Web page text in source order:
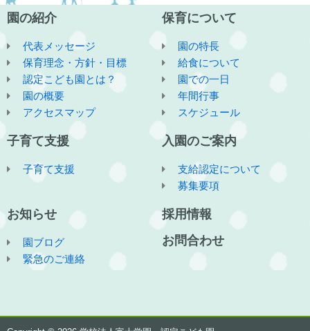
園の紹介
代表メッセージ
保育理念・方針・目標
認定こども園とは？
園の概要
アクセスマップ
保育について
園の特長
給食について
園での一日
年間行事
スケジュール
子育て支援
子育て支援
入園のご案内
支給認定について
募集要項
お知らせ
園ブログ
緊急のご連絡
採用情報
お問合わせ